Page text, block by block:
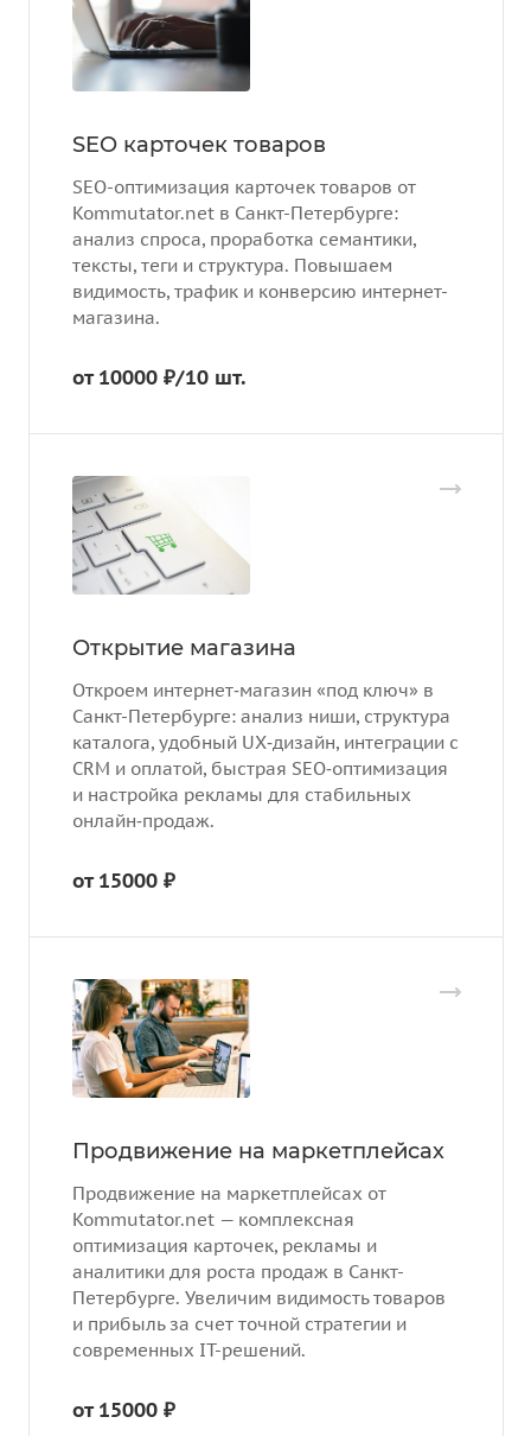
SEO карточек товаров
SEO-оптимизация карточек товаров от
Kommutator.net в Санкт-Петербурге:
анализ спроса, проработка семантики,
тексты, теги и структура. Повышаем
видимость, трафик и конверсию интернет-
магазина.
от 10000 ₽/10 шт.
Открытие магазина
Откроем интернет‑магазин «под ключ» в
Санкт-Петербурге: анализ ниши, структура
каталога, удобный UX‑дизайн, интеграции с
CRM и оплатой, быстрая SEO‑оптимизация
и настройка рекламы для стабильных
онлайн‑продаж.
от 15000 ₽
Продвижение на маркетплейсах
Продвижение на маркетплейсах от
Kommutator.net — комплексная
оптимизация карточек, рекламы и
аналитики для роста продаж в Санкт-
Петербурге. Увеличим видимость товаров
и прибыль за счет точной стратегии и
современных IT-решений.
от 15000 ₽